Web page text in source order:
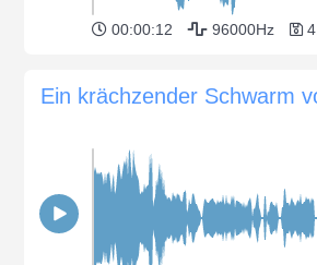
00:00:12 96000Hz
Ein krächzender Schwarm